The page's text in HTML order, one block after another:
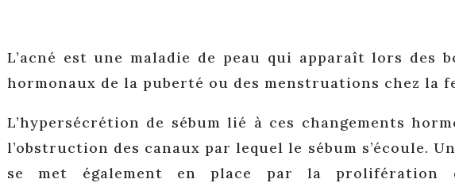
L’acné est une maladie de peau qui apparaît lors des
hormonaux de la puberté ou des menstruations chez la
L’hypersécrétion de sébum lié à ces changements
l’obstruction des canaux par lequel le sébum s’écoule.
se met également en place par la prolifération